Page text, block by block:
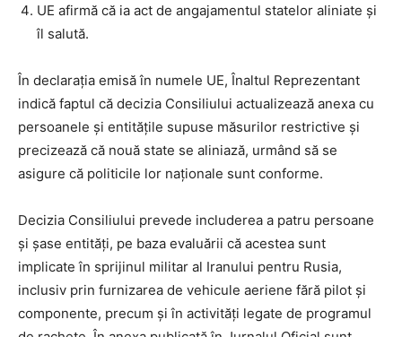
UE afirmă că ia act de angajamentul statelor aliniate și
îl salută.
În declarația emisă în numele UE, Înaltul Reprezentant
indică faptul că decizia Consiliului actualizează anexa cu
persoanele și entitățile supuse măsurilor restrictive și
precizează că nouă state se aliniază, urmând să se
asigure că politicile lor naționale sunt conforme.
Decizia Consiliului prevede includerea a patru persoane
și șase entități, pe baza evaluării că acestea sunt
implicate în sprijinul militar al Iranului pentru Rusia,
inclusiv prin furnizarea de vehicule aeriene fără pilot și
componente, precum și în activități legate de programul